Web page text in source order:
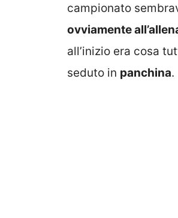
campionato
ovviamente
all’inizio era cosa
seduto in panchina.